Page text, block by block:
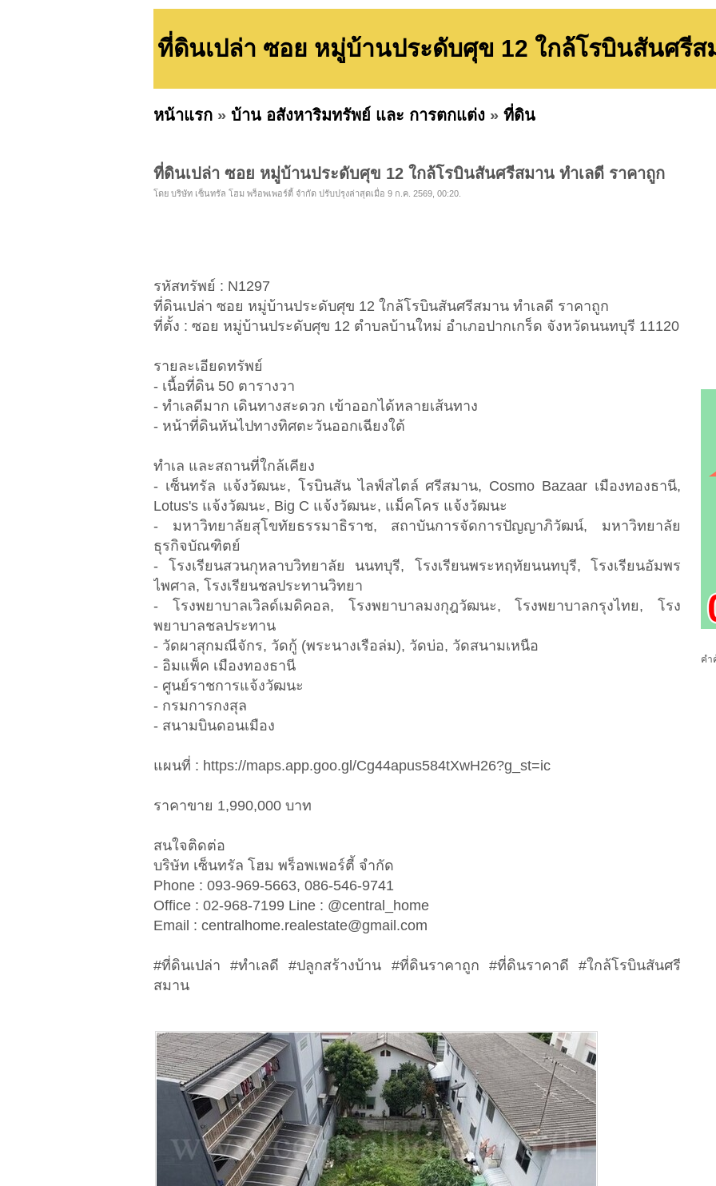
ที่ดินเปล่า ซอย หมู่บ้านประดับศุข 12 ใกล้โรบินสันศรีส
หน้าแรก » บ้าน อสังหาริมทรัพย์ และ การตกแต่ง » ที่ดิน
ที่ดินเปล่า ซอย หมู่บ้านประดับศุข 12 ใกล้โรบินสันศรีสมาน ทำเลดี ราคาถูก
โดย บริษัท เซ็นทรัล โฮม พร็อพเพอร์ตี้ จำกัด ปรับปรุงล่าสุดเมื่อ 9 ก.ค. 2569, 00:20.
รหัสทรัพย์ : N1297
ที่ดินเปล่า ซอย หมู่บ้านประดับศุข 12 ใกล้โรบินสันศรีสมาน ทำเลดี ราคาถูก
ที่ตั้ง : ซอย หมู่บ้านประดับศุข 12 ตำบลบ้านใหม่ อำเภอปากเกร็ด จังหวัดนนทบุรี 11120
รายละเอียดทรัพย์
- เนื้อที่ดิน 50 ตารางวา
- ทำเลดีมาก เดินทางสะดวก เข้าออกได้หลายเส้นทาง
- หน้าที่ดินหันไปทางทิศตะวันออกเฉียงใต้
ทำเล และสถานที่ใกล้เคียง
- เซ็นทรัล แจ้งวัฒนะ, โรบินสัน ไลฟ์สไตล์ ศรีสมาน, Cosmo Bazaar เมืองทองธานี,
Lotus's แจ้งวัฒนะ, Big C แจ้งวัฒนะ, แม็คโคร แจ้งวัฒนะ
- มหาวิทยาลัยสุโขทัยธรรมาธิราช, สถาบันการจัดการปัญญาภิวัฒน์, มหาวิทยาลัย
ธุรกิจบัณฑิตย์
- โรงเรียนสวนกุหลาบวิทยาลัย นนทบุรี, โรงเรียนพระหฤทัยนนทบุรี, โรงเรียนอัมพร
ไพศาล, โรงเรียนชลประทานวิทยา
- โรงพยาบาลเวิลด์เมดิคอล, โรงพยาบาลมงกุฎวัฒนะ, โรงพยาบาลกรุงไทย, โรง
พยาบาลชลประทาน
- วัดผาสุกมณีจักร, วัดกู้ (พระนางเรือล่ม), วัดบ่อ, วัดสนามเหนือ
- อิมแพ็ค เมืองทองธานี
- ศูนย์ราชการแจ้งวัฒนะ
- กรมการกงสุล
- สนามบินดอนเมือง
แผนที่ : https://maps.app.goo.gl/Cg44apus584tXwH26?g_st=ic
ราคาขาย 1,990,000 บาท
สนใจติดต่อ
บริษัท เซ็นทรัล โฮม พร็อพเพอร์ตี้ จำกัด
Phone : 093-969-5663, 086-546-9741
Office : 02-968-7199 Line : @central_home
​​​​​​​Email : centralhome.realestate@gmail.com
#ที่ดินเปล่า #ทำเลดี #ปลูกสร้างบ้าน #ที่ดินราคาถูก #ที่ดินราคาดี #ใกล้โรบินสันศรี
สมาน
คำ